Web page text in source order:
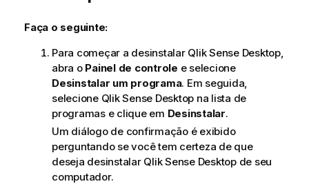
m
t
i
v
a
Faça o seguinte:
Para começar a desinstalar Qlik Sense Desktop,
abra o Painel de controle e selecione
Desinstalar um programa. Em seguida,
selecione Qlik Sense Desktop na lista de
programas e clique em Desinstalar.
Um diálogo de confirmação é exibido
perguntando se você tem certeza de que
deseja desinstalar Qlik Sense Desktopde seu
computador.